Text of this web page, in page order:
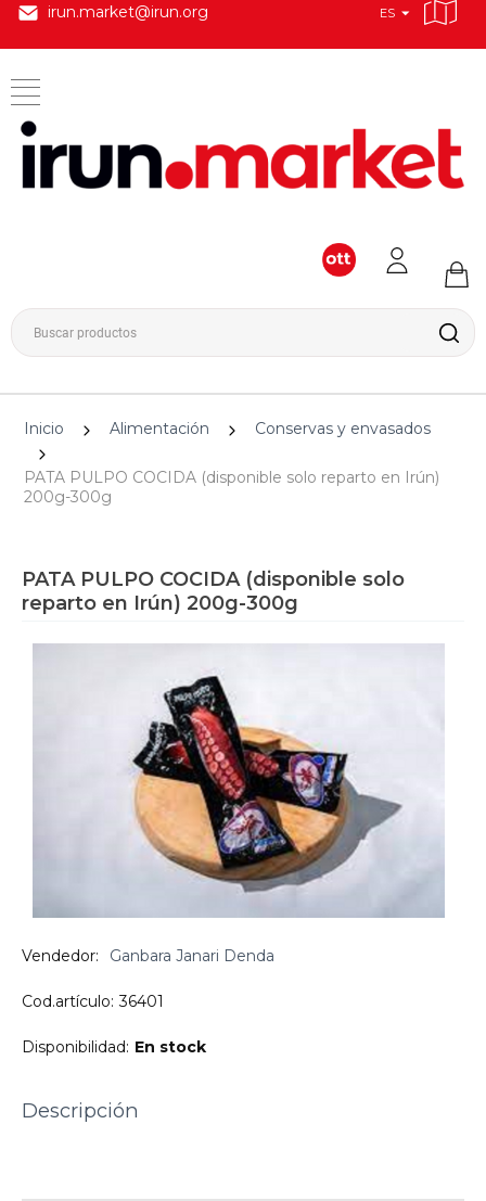
irun.market@irun.org ES
Inicio Alimentación Conservas y envasados
PATA PULPO COCIDA (disponible solo reparto en Irún)
200g-300g
PATA PULPO COCIDA (disponible solo
reparto en Irún) 200g-300g
Vendedor: Ganbara Janari Denda
Cod.artículo: 36401
Disponibilidad: En stock
Descripción